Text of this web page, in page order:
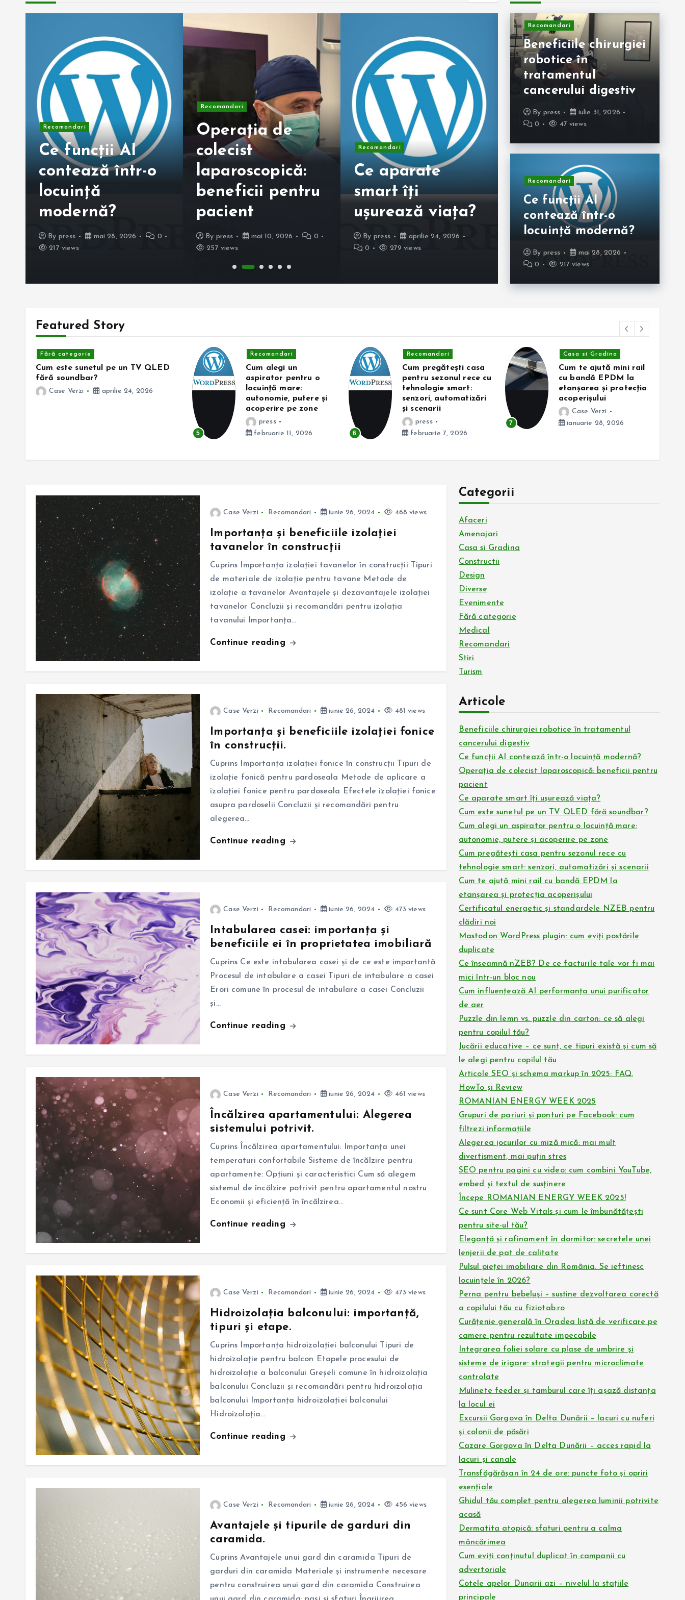
Recomandari
Ce funcții AI
contează într-o
locuință
modernă?
By press mai 28, 2026
0
217 views
Recomandari
Operația de
colecist
laparoscopică:
beneficii pentru
pacient
By press mai 10, 2026
0
257 views
Recomandari
Ce aparate
smart îți
ușurează viața?
By press
aprilie 24, 2026
0
279 views
Fără categorie
Cum este
TV QLED fără
soundbar?
By
Case Verzi
aprilie 24, 2026
0
278 views
Recomandari
Beneficiile chirurgiei
robotice în
tratamentul
cancerului digestiv
By press
iulie 31, 2026
0
47 views
Recomandari
Ce funcții AI
contează într-o
locuință modernă?
By press
mai 28, 2026
0
217 views
Featured Story
Fără categorie
Cum este sunetul pe un TV QLED
fără soundbar?
Case Verzi aprilie 24, 2026
5
Recomandari
Cum alegi un
aspirator pentru o
locuință mare:
autonomie, putere și
acoperire pe zone
press
februarie 11, 2026
6
Recomandari
Cum pregătești casa
pentru sezonul rece cu
tehnologie smart:
senzori, automatizări
și scenarii
press
februarie 7, 2026
7
Casa si Gradina
Cum te ajută mini rail
cu bandă EPDM la
etanșarea și protecția
acoperișului
Case Verzi
ianuarie 28, 2026
Case Verzi Recomandari iunie 26, 2024 468 views
Importanța și beneficiile izolației
tavanelor în construcții
Cuprins Importanța izolației tavanelor în construcții Tipuri
de materiale de izolație pentru tavane Metode de
izolație a tavanelor Avantajele și dezavantajele izolației
tavanelor Concluzii și recomandări pentru izolația
tavanului Importanța…
Continue reading
Case Verzi Recomandari iunie 26, 2024 481 views
Importanța și beneficiile izolației fonice
în construcții.
Cuprins Importanța izolației fonice în construcții Tipuri de
izolație fonică pentru pardoseala Metode de aplicare a
izolației fonice pentru pardoseala Efectele izolației fonice
asupra pardoselii Concluzii și recomandări pentru
alegerea…
Continue reading
Case Verzi Recomandari iunie 26, 2024 473 views
Intabularea casei: importanța și
beneficiile ei în proprietatea imobiliară
Cuprins Ce este intabularea casei și de ce este importantă
Procesul de intabulare a casei Tipuri de intabulare a casei
Erori comune în procesul de intabulare a casei Concluzii
și…
Continue reading
Case Verzi Recomandari iunie 26, 2024 461 views
Încălzirea apartamentului: Alegerea
sistemului potrivit.
Cuprins Încălzirea apartamentului: Importanța unei
temperaturi confortabile Sisteme de încălzire pentru
apartamente: Opțiuni și caracteristici Cum să alegem
sistemul de încălzire potrivit pentru apartamentul nostru
Economii și eficiență în încălzirea…
Continue reading
Case Verzi Recomandari iunie 26, 2024 473 views
Hidroizolația balconului: importanță,
tipuri și etape.
Cuprins Importanța hidroizolației balconului Tipuri de
hidroizolație pentru balcon Etapele procesului de
hidroizolație a balconului Greșeli comune în hidroizolația
balconului Concluzii și recomandări pentru hidroizolația
balconului Importanța hidroizolației balconului
Hidroizolația…
Continue reading
Case Verzi Recomandari iunie 26, 2024 456 views
Avantajele și tipurile de garduri din
caramida.
Cuprins Avantajele unui gard din caramida Tipuri de
garduri din caramida Materiale și instrumente necesare
pentru construirea unui gard din caramida Construirea
Categorii
Afaceri
Amenajari
Casa si Gradina
Constructii
Design
Diverse
Evenimente
Fără categorie
Medical
Recomandari
Stiri
Turism
Articole
Beneficiile chirurgiei robotice în tratamentul
cancerului digestiv
Ce funcții AI contează într-o locuință modernă?
Operația de colecist laparoscopică: beneficii pentru
pacient
Ce aparate smart îți ușurează viața?
Cum este sunetul pe un TV QLED fără soundbar?
Cum alegi un aspirator pentru o locuință mare:
autonomie, putere și acoperire pe zone
Cum pregătești casa pentru sezonul rece cu
tehnologie smart: senzori, automatizări și scenarii
Cum te ajută mini rail cu bandă EPDM la
etanșarea și protecția acoperișului
Certificatul energetic și standardele NZEB pentru
clădiri noi
Mastodon WordPress plugin: cum eviți postările
duplicate
Ce înseamnă nZEB? De ce facturile tale vor fi mai
mici într-un bloc nou
Cum influențează AI performanța unui purificator
de aer
Puzzle din lemn vs. puzzle din carton: ce să alegi
pentru copilul tău?
Jucării educative – ce sunt, ce tipuri există și cum să
le alegi pentru copilul tău
Articole SEO și schema markup în 2025: FAQ,
HowTo și Review
ROMANIAN ENERGY WEEK 2025
Grupuri de pariuri și ponturi pe Facebook: cum
filtrezi informațiile
Alegerea jocurilor cu miză mică: mai mult
divertisment, mai puțin stres
SEO pentru pagini cu video: cum combini YouTube,
embed și textul de susținere
Începe ROMANIAN ENERGY WEEK 2025!
Ce sunt Core Web Vitals și cum le îmbunătățești
pentru site-ul tău?
Eleganță și rafinament în dormitor: secretele unei
lenjerii de pat de calitate
Pulsul pieței imobiliare din România. Se ieftinesc
locuințele în 2026?
Perna pentru bebeluși – susține dezvoltarea corectă
a copilului tău cu fiziotab.ro
Curățenie generală în Oradea listă de verificare pe
camere pentru rezultate impecabile
Integrarea foliei solare cu plase de umbrire și
sisteme de irigare: strategii pentru microclimate
controlate
Mulinete feeder și tamburul care îți așază distanța
la locul ei
Excursii Gorgova în Delta Dunării – lacuri cu nuferi
și colonii de păsări
Cazare Gorgova în Delta Dunării – acces rapid la
lacuri și canale
Transfăgărășan în 24 de ore: puncte foto și opriri
esențiale
Ghidul tău complet pentru alegerea luminii potrivite
acasă
Dermatita atopică: sfaturi pentru a calma
mâncărimea
Cum eviți conținutul duplicat în campanii cu
advertoriale
Cotele apelor Dunarii azi – nivelul la stațiile
principale